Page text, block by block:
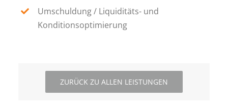
Umschuldung / Liquiditäts- und
Konditionsoptimierung
ZURÜCK ZU ALLEN LEISTUNGEN